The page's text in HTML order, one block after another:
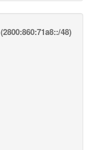
(2800:860:71a8::/48)